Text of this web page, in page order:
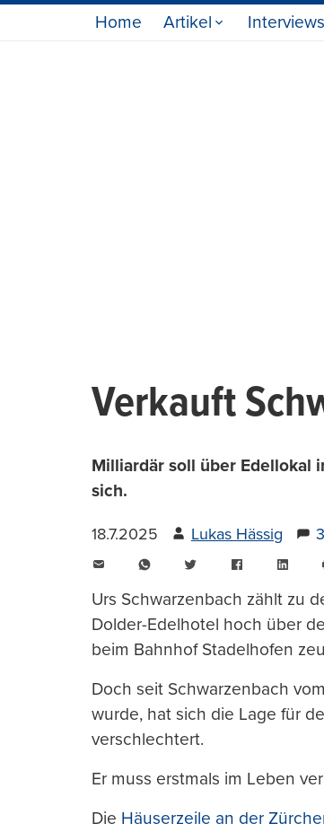
Home Artikel Interviews
Verkauft
Milliardär soll über Edellokal
sich.
18.7.2025 Lukas Hässig
WhatsAppTwitter Facebook
Urs Schwarzenbach zählt zu
Dolder-Edelhotel hoch über
beim Bahnhof Stadelhofen
Doch seit Schwarzenbach
wurde, hat sich die Lage für
verschlechtert.
Er muss erstmals im Leben
Die Häuserzeile an der